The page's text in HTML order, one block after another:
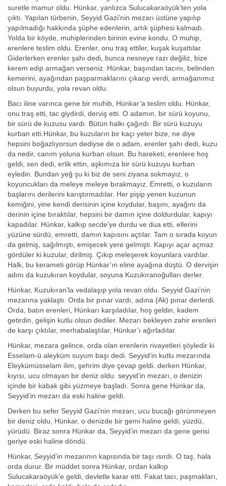
suretle mamur oldu. Hünkar, yanlızca Sulucakaraöyük’ten yola
çıktı. Yapılan türbenin, Seyyid Gazi’nin mezarı üstüne yapılıp
yapılmadığı hakkında şüphe edenlerin, artık şüphesi kalmadı.
Yolda bir köyde, muhiplerinden birinin evine kondu. O muhip,
erenlere teslim oldu. Erenler, onu traş ettiler, kuşak kuşattılar.
Giderlerken erenler şahı dedi, bunca nesneye razı değiliz, bize
kerem edip armağan verseniz. Hünkar, başından tacını, belinden
kemerini, ayağından paşparmaklarını çıkarıp verdi, armağanımız
olsun buyurdu, yola revan oldu.
Bacı iline varınca gene bir muhib, Hünkar’a teslim oldu. Hünkar,
onu traş etti, tac giydirdi, derviş etti. O adamın, bir sürü koyunu,
bir sürü de kuzusu vardı. Bütün halkı çağırdı. Bir sürü kuzuyu
kurban etti.Hünkar, bu kuzuların bir kaçı yeter bize, ne diye
hepsini boğazlıyorsun dediyse de o adam, erenler şahı dedi, kuzu
da nedir, canım yoluna kurban olsun. Bu hareketi; erenlere hoş
geldi, sen dedi, erlik ettin, aşkımıza bir sürü kuzuyu kurban
eyledin. Bundan yeğ şu ki biz de seni ziyana sokmayız, o
koyuncukları da meleye meleye bırakmayız. Emretti, o kuzuların
başlarını derilerini karıştırmadılar. Her pişip yenen kuzunun
kemiğini, yine kendi derisinin içine koydular, başını, ayağını da
derinin içine bıraktılar, hepsini bir damın içine doldurdular, kapıyı
kapadılar. Hünkar, kalkıp secde’ye durdu ve dua etti, ellerini
yüzüne sürdü, emretti, damın kapısını açtılar. Tam o sırada koyun
da gelmiş, sağılmıştı, emişecek yere gelmişti. Kapıyı açar açmaz
gördüler ki kuzular, dirilmiş. Çıkıp meleşerek koyunlara vardılar.
Halk, bu kerameti görüp Hünkar’ın eline ayağına düştü. O dervişin
adını da kuzukıran koydular, soyuna Kuzukıranoğulları derler.
Hünkar, Kuzukıran’la vedalaşıp yola revan oldu. Seyyid Gazi’nin
mezarına yaklaştı. Orda bir pınar vardı, adına (Ak) pınar derlerdi.
Orda, batın erenleri, Hünkarı karşıladılar, hoş geldin, kadem
getirdin, gelişin kutlu olsun dediler. Mezarı bekleyen zahir erenleri
de karşı çıktılar, merhabalaştılar, Hünkar’ı ağırladılar.
Hünkar, mezara gelince, orda olan erenlerin rivayetleri şöyledir ki
Esselam-ü aleyküm suyum başı dedi. Seyyid’in kutlu mezarında
Eleykümüsselam ilim, şehrim diye çevap geldi. derken Hünkar,
kıyısı, ucu olmayan bir deniz oldu. seyyid’in mezarı, o denizin
içinde bir kabak gibi yüzmeye başladı. Sonra gene Hünkar da,
Seyyid’in mezarı da eski haline geldi.
Derken bu sefer Seyyid Gazi’nin mezarı, ucu bucağı görünmeyen
bir deniz oldu, Hünkar, o denizde bir gemi haline geldi, yüzdü,
yürüdü. Biraz sonra Hünkar da, Seyyid’in mezarı da gene gerisi
geriye eski haline döndü.
Hünkar, Seyyid’in mezarının kapısında bir taşı ısırdı. O taş, hala
orda durur. Bir müddet sonra Hünkar, ordan kalkıp
Sulucakaraöyük’e geldi, devletle karar etti. Fakat tacı, paşmakları,